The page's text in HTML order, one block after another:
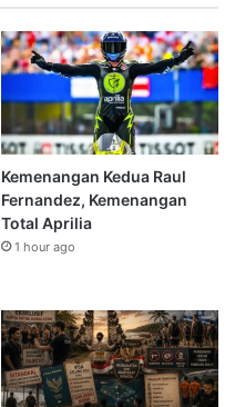
Kemenangan Kedua Raul
Fernandez, Kemenangan
Total Aprilia
1 hour ago